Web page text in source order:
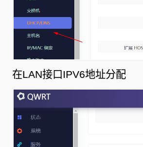
在LAN接口IPV6地址分配